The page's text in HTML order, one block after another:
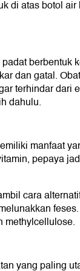
di atas botol
berbentuk
dan gatal.
terhindar dari
dahulu.
manfaat
pepaya
cara
methylcellulose.
yang paling